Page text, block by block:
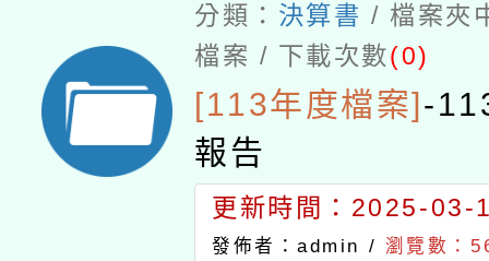
分類： 決算書 / 檔案夾
檔案 / 下載次數(0)
[113年度檔案]-
報告
更新時間：2025-03-
發佈者：admin / 瀏覽數：